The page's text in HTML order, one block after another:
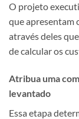
O projeto
que apresentam
através deles
de calcular os
Atribua uma
levantado
Essa etapa